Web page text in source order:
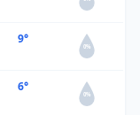
9°
0%
6°
0%